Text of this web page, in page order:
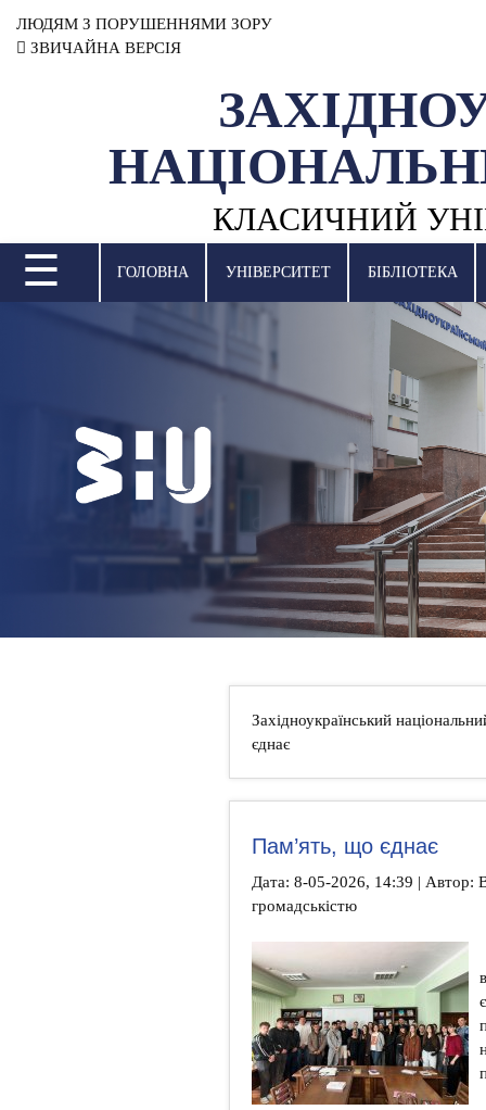
ЛЮДЯМ З ПОРУШЕННЯМИ ЗОРУ
ЗВИЧАЙНА ВЕРСІЯ
КЛАСИЧНИЙ
НАУКОВА ДІЯЛЬНІСТЬ
МІЖНАРОДНА ДІЯЛЬНІСТЬ
ВСТУПНА КАМПАНІЯ
БІБЛІОТЕКА
НОВИНИ
☰ ГОЛОВНА УНІВЕРСИТЕТ БІБЛІОТЕКА
Західноукраїнський
єднає
Пам’ять, що єднає
Дата: 8-05-2026, 14:39 | Автор:
громадськістю